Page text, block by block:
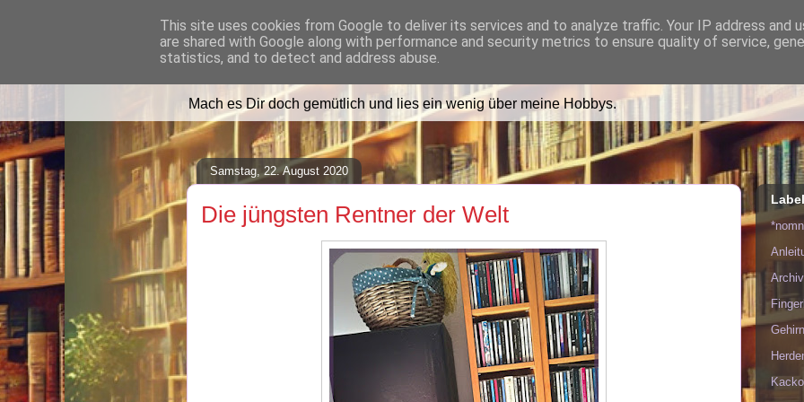
Lilafusselfee lädt Dich in ihr Wohnzimmer
Mach es Dir doch gemütlich und lies ein wenig über meine Hobbys.
Samstag, 22. August 2020
Die jüngsten Rentner der Welt
Archiv
This site uses cookies from Google to deliver its services and to analyze traffic. Your IP address and
are shared with Google along with performance and security metrics to ensure quality of service,
statistics, and to detect and address abuse.